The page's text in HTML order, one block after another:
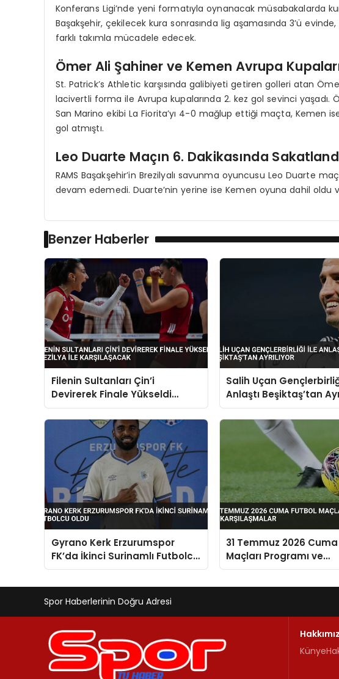
Konferans Ligi’nde yeni formatıyla oynanacak müsabakalarda
Başakşehir, çekilecek kura sonrasında lig aşamasında 3’ü
farklı takımla mücadele edecek.
Ömer Ali Şahiner ve Kemen Avrupa
St. Patrick’s Athletic karşısında galibiyeti getiren golleri atan
lacivertli forma ile Avrupa kupalarında 2. kez gol sevinci yaşadı.
San Marino ekibi La Fiorita’yı 4-0 mağlup ettiği maçta, Kemen
gol atmıştı.
Leo Duarte Maçın 6. Dakikasında
RAMS Başakşehir’in Brezilyalı savunma oyuncusu Leo Duarte
devam edemedi. Duarte’nin yerine ise Kemen oyuna dahil oldu
Benzer Haberler
Filenin Sultanları Çin’i
Devirerek Finale Yükseldi
Brezilya ile Karşılaşacak
Salih Uçan
Anlaştı Beşiktaş’tan
Gyrano Kerk Erzurumspor
FK’da İkinci Surinamlı Futbolcu
Oldu
31 Temmuz 2026
Maçları Programı ve
Karşılaşmalar
Spor Haberlerinin Doğru Adresi
Künye